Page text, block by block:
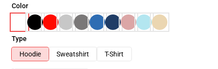
Color
Type
Hoodie
Sweatshirt T-Shirt